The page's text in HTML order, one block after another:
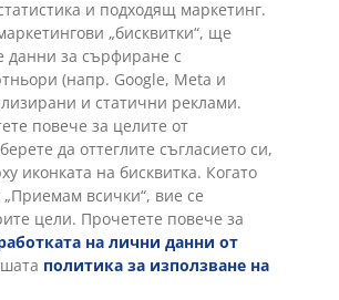
и подходящ маркетинг.
„бисквитки“, ще
данни за сърфиране с
(напр. Google, Meta и
и статични реклами.
повече за целите от
да оттеглите съгласието си,
иконката на бисквитка. Когато
всички“, вие се
цели. Прочетете повече за
на лични данни от
политика за използване на